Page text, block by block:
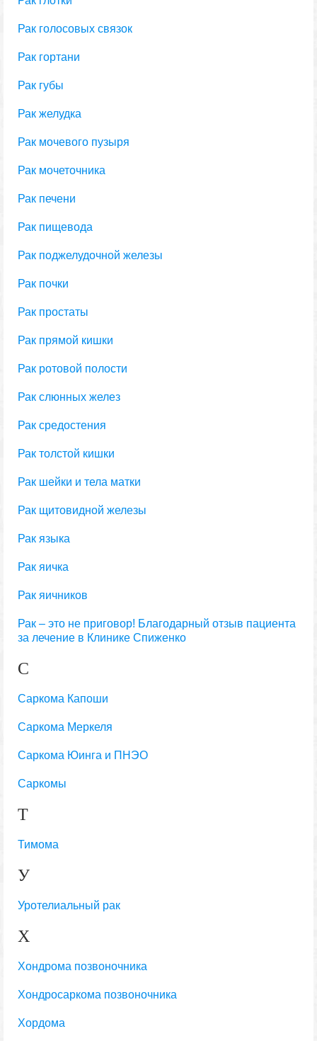
Рак голосовых связок
Рак гортани
Рак губы
Рак желудка
Рак мочевого пузыря
Рак мочеточника
Рак печени
Рак пищевода
Рак поджелудочной железы
Рак почки
Рак простаты
Рак прямой кишки
Рак ротовой полости
Рак слюнных желез
Рак средостения
Рак толстой кишки
Рак шейки и тела матки
Рак щитовидной железы
Рак языка
Рак яичка
Рак яичников
Рак – это не приговор! Благодарный отзыв пациента
за лечение в Клинике Спиженко
С
Саркома Капоши
Саркома Меркеля
Саркома Юинга и ПНЭО
Саркомы
Т
Тимома
У
Уротелиальный рак
Х
Хондрома позвоночника
Хондросаркома позвоночника
Хордома